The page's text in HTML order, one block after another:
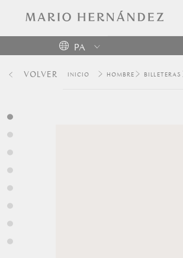
PA
Colombia
VOLVER HOMBRE BILLETERAS